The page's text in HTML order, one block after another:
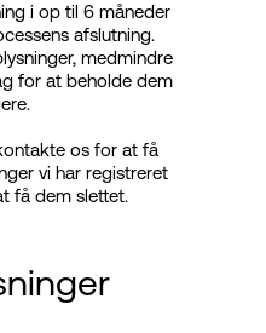
i op til 6 måneder
afslutning.
medmindre
for at beholde dem
os for at få
vi har registreret
få dem slettet.